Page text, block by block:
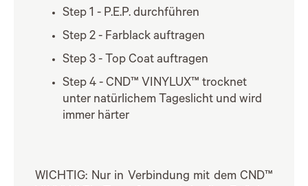
Step 1 - P.E.P. durchführen
Step 2 - Farblack auftragen
Step 3 - Top Coat auftragen
Step 4 - CND™ VINYLUX™ trocknet
unter natürlichem Tageslicht und wird
immer härter
WICHTIG: Nur in Verbindung mit dem CND™